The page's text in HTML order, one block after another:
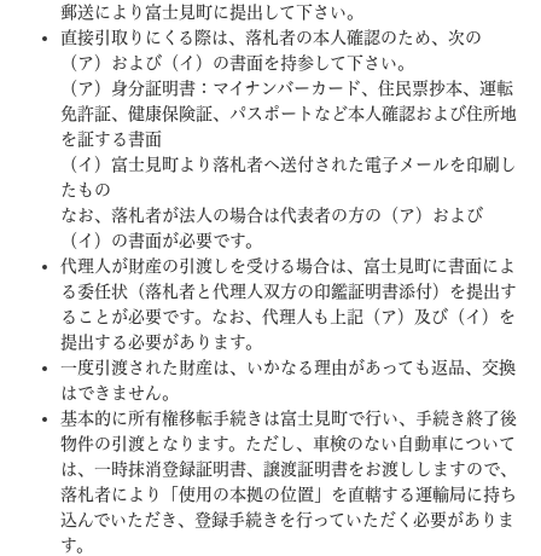
郵送により富士見町に提出して下さい。
直接引取りにくる際は、落札者の本人確認のため、次の
（ア）および（イ）の書面を持参して下さい。
（ア）身分証明書：マイナンバーカード、住民票抄本、運転
免許証、健康保険証、パスポートなど本人確認および住所地
を証する書面
（イ）富士見町より落札者へ送付された電子メールを印刷し
たもの
なお、落札者が法人の場合は代表者の方の（ア）および
（イ）の書面が必要です。
代理人が財産の引渡しを受ける場合は、富士見町に書面によ
る委任状（落札者と代理人双方の印鑑証明書添付）を提出す
ることが必要です。なお、代理人も上記（ア）及び（イ）を
提出する必要があります。
一度引渡された財産は、いかなる理由があっても返品、交換
はできません。
基本的に所有権移転手続きは富士見町で行い、手続き終了後
物件の引渡となります。ただし、車検のない自動車について
は、一時抹消登録証明書、譲渡証明書をお渡ししますので、
落札者により「使用の本拠の位置」を直轄する運輸局に持ち
込んでいただき、登録手続きを行っていただく必要がありま
す。